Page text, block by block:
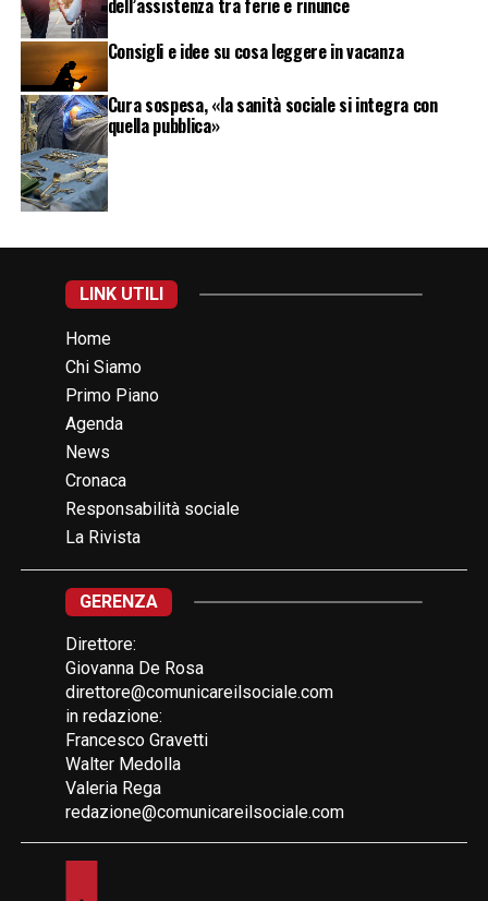
dell’assistenza tra ferie e rinunce
Consigli e idee su cosa leggere in vacanza
Cura sospesa, «la sanità sociale si integra con
quella pubblica»
LINK UTILI
Home
Chi Siamo
Primo Piano
Agenda
News
Cronaca
Responsabilità sociale
La Rivista
GERENZA
Direttore:
Giovanna De Rosa
direttore@comunicareilsociale.com
in redazione:
Francesco Gravetti
Walter Medolla
Valeria Rega
redazione@comunicareilsociale.com